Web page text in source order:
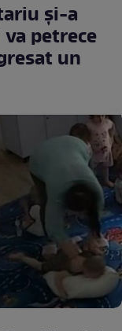
şi-a
petrece
un